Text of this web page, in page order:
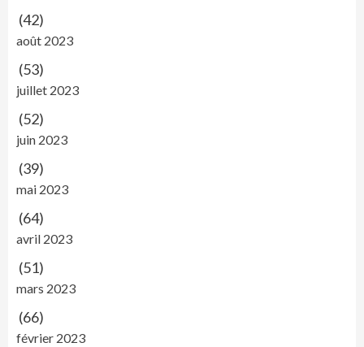
(42)
août 2023
(53)
juillet 2023
(52)
juin 2023
(39)
mai 2023
(64)
avril 2023
(51)
mars 2023
(66)
février 2023